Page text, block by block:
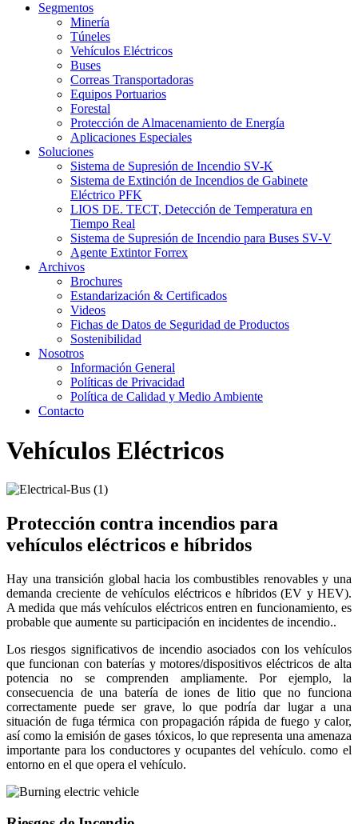
Segmentos
Minería
Túneles
Vehículos Eléctricos
Buses
Correas Transportadoras
Equipos Portuarios
Forestal
Protección de Almacenamiento de Energía
Aplicaciones Especiales
Soluciones
Sistema de Supresión de Incendio SV-K
Sistema de Extinción de Incendios de Gabinete
Eléctrico PFK
LIOS DE. TECT, Detección de Temperatura en
Tiempo Real
Sistema de Supresión de Incendio para Buses SV-V
Agente Extintor Forrex
Archivos
Brochures
Estandarización & Certificados
Videos
Fichas de Datos de Seguridad de Productos
Sostenibilidad
Nosotros
Información General
Políticas de Privacidad
Política de Calidad y Medio Ambiente
Contacto
Vehículos Eléctricos
Protección contra incendios para
vehículos eléctricos e híbridos
Hay una transición global hacia los combustibles renovables y una
demanda creciente de vehículos eléctricos e híbridos (EV y HEV).
A medida que más vehículos eléctricos entren en funcionamiento, es
probable que aumente su participación en incidentes de incendio..
Los riesgos significativos de incendio asociados con los vehículos
que funcionan con baterías y motores/dispositivos eléctricos de alta
potencia no se comprenden ampliamente. Por ejemplo, la
consecuencia de una batería de iones de litio que no funciona
correctamente puede ser grave, lo que podría dar lugar a una
situación de fuga térmica con propagación rápida de fuego y calor,
así como la emisión de gases tóxicos, lo que representa una amenaza
importante para los conductores y ocupantes del vehículo. como el
entorno en el que opera el vehículo.